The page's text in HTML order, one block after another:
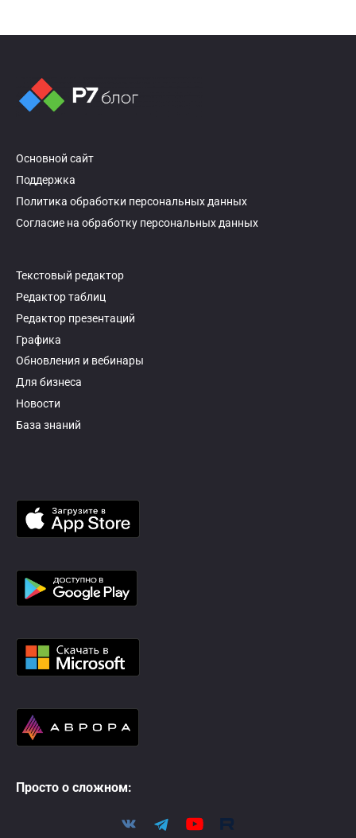
Основной сайт
Поддержка
Политика обработки персональных данных
Согласие на обработку персональных данных
Текстовый редактор
Редактор таблиц
Редактор презентаций
Графика
Обновления и вебинары
Для бизнеса
Новости
База знаний
Просто о сложном: